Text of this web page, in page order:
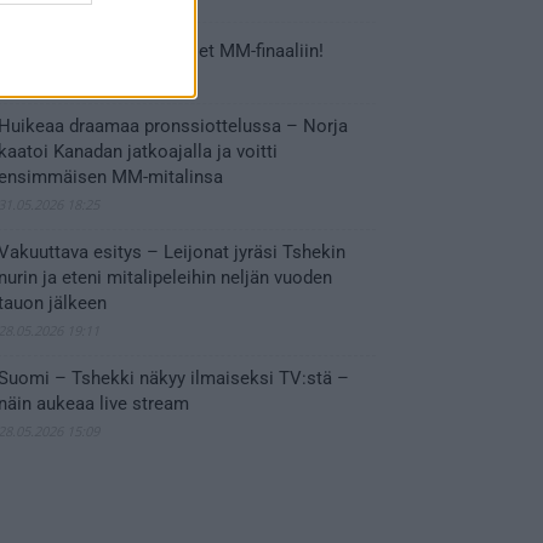
Tässä Leijonien kentälliset MM-finaaliin!
Huikeaa draamaa pronssiottelussa – Norja
kaatoi Kanadan jatkoajalla ja voitti
ensimmäisen MM-mitalinsa
esitys – Leijonat jyräsi Tshekin
nurin ja eteni mitalipeleihin neljän vuoden
jälkeen
Suomi – Tshekki näkyy ilmaiseksi TV:stä –
näin aukeaa live stream